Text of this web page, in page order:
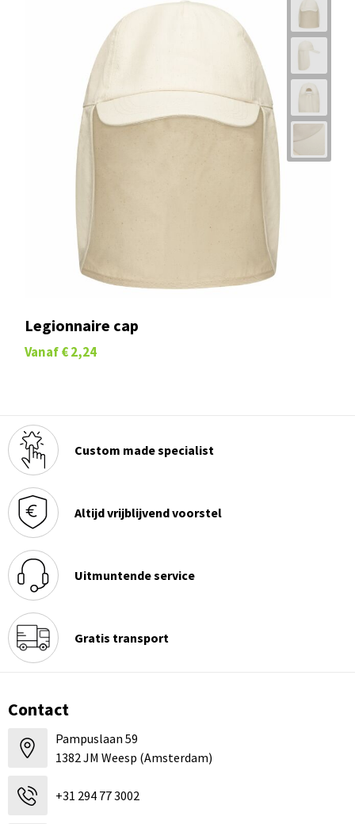
Legionnaire cap
Vanaf € 2,24
Custom made specialist
Altijd vrijblijvend voorstel
Uitmuntende service
Gratis transport
Contact
Pampuslaan 59
1382 JM Weesp (Amsterdam)
+31 294 77 3002